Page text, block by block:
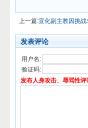
上一篇:宣化副主教因挑
发表评论
用户名:
验证码:
发布人身攻击、辱骂性评